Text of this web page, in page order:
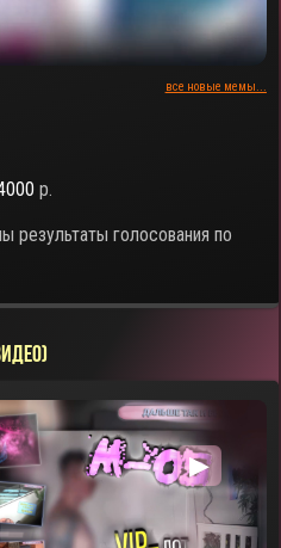
все новые мемы...
р.
результаты голосования по
▶